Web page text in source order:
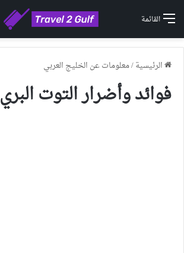
القائمة
الرئيسية/معلومات عن الخليج العربي
فوائد وأضرار التوت البري